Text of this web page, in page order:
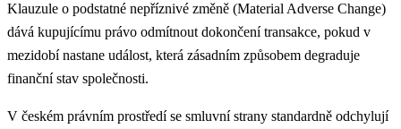
Klauzule o podstatné nepříznivé změně (Material Adverse Change)
dává kupujícímu právo odmítnout dokončení transakce, pokud v
mezidobí nastane událost, která zásadním způsobem degraduje
finanční stav společnosti.
V českém právním prostředí se smluvní strany standardně odchylují